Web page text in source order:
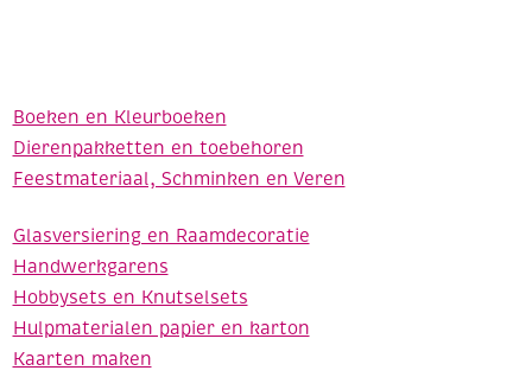
Boeken en Kleurboeken
Dierenpakketten en toebehoren
Feestmateriaal, Schminken en Veren
Glasversiering en Raamdecoratie
Handwerkgarens
Hobbysets en Knutselsets
Hulpmaterialen papier en karton
Kaarten maken